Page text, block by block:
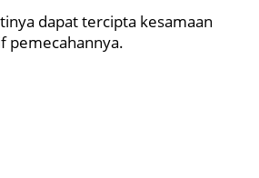
dapat tercipta kesamaan
pemecahannya.